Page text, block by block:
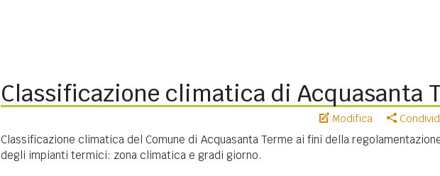
Classificazione climatica di Acquasanta
Modifica
Classificazione climatica del Comune di Acquasanta Terme ai fini della
degli impianti termici: zona climatica e gradi giorno.